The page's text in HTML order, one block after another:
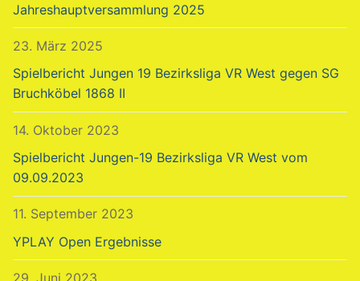
Jahreshauptversammlung 2025
23. März 2025
Spielbericht Jungen 19 Bezirksliga VR West gegen SG
Bruchköbel 1868 II
14. Oktober 2023
Spielbericht Jungen-19 Bezirksliga VR West vom
09.09.2023
11. September 2023
YPLAY Open Ergebnisse